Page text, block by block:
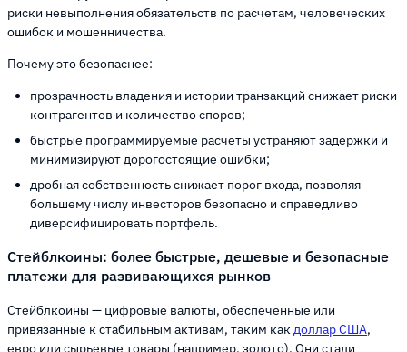
риски невыполнения обязательств по расчетам, человеческих
ошибок и мошенничества.
Почему это безопаснее:
прозрачность владения и истории транзакций снижает риски
контрагентов и количество споров;
быстрые программируемые расчеты устраняют задержки и
минимизируют дорогостоящие ошибки;
дробная собственность снижает порог входа, позволяя
большему числу инвесторов безопасно и справедливо
диверсифицировать портфель.
Стейблкоины: более быстрые, дешевые и безопасные
платежи для развивающихся рынков
Стейблкоины — цифровые валюты, обеспеченные или
привязанные к стабильным активам, таким какдоллар США,
евро или сырьевые товары (например, золото). Они стали